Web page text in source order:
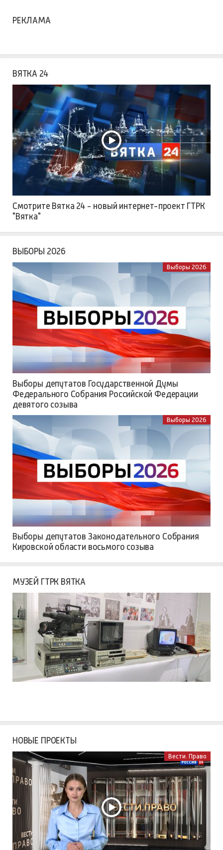
РЕКЛАМА
ВЯТКА 24
Смотрите Вятка 24 - новый интернет-проект ГТРК
"Вятка"
ВЫБОРЫ 2026
Выборы 2026
Выборы депутатов Государственной Думы
Федерального Собрания Российской Федерации
девятого созыва
Выборы 2026
Выборы депутатов Законодательного Собрания
Кировской области восьмого созыва
МУЗЕЙ ГТРК ВЯТКА
НОВЫЕ ПРОЕКТЫ
Вести. Право